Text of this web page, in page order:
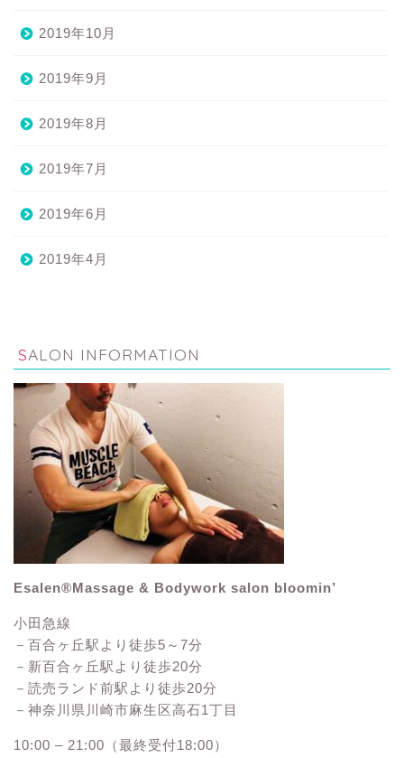
2019年10月
2019年9月
2019年8月
2019年7月
2019年6月
2019年4月
SALON INFORMATION
Esalen®Massage & Bodywork salon bloomin’
小田急線
－百合ヶ丘駅より徒歩5～7分
－新百合ヶ丘駅より徒歩20分
－読売ランド前駅より徒歩20分
－神奈川県川崎市麻生区高石1丁目
10:00 – 21:00（最終受付18:00）